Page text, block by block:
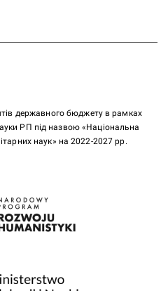
державного бюджету в рамках
РП під назвою «Національна
наук» на 2022-2027 рр.